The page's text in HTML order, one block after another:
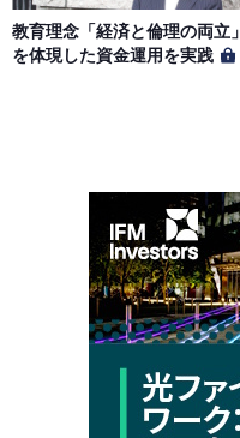
教育理念「経済と倫理の両立」
を体現した資金運用を実践